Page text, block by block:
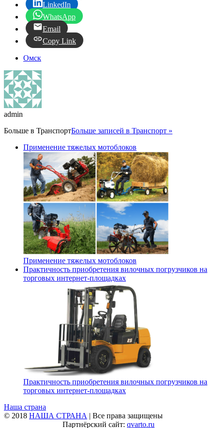
LinkedIn
WhatsApp
Email
Copy Link
Омск
admin
Больше в ТранспортБольше записей в Транспорт »
Применение тяжелых мотоблоков
Применение тяжелых мотоблоков
Практичность приобретения вилочных погрузчиков на
торговых интернет-площадках
Практичность приобретения вилочных погрузчиков на
торговых интернет-площадках
Наша страна
© 2018 НАША СТРАНА | Все права защищены
Партнёрский сайт: qvarto.ru